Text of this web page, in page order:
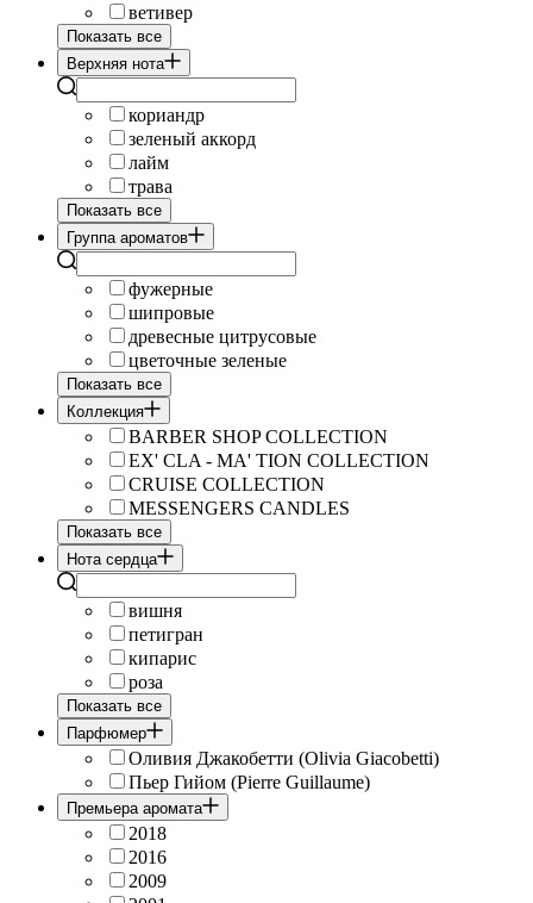
ветивер
Показать все
Верхняя нота
кориандр
зеленый аккорд
лайм
трава
Показать все
Группа ароматов
фужерные
шипровые
древесные цитрусовые
цветочные зеленые
Показать все
Коллекция
BARBER SHOP COLLECTION
EX' CLA - MA' TION COLLECTION
CRUISE COLLECTION
MESSENGERS CANDLES
Показать все
Нота сердца
вишня
петигран
кипарис
роза
Показать все
Парфюмер
Оливия Джакобетти (Olivia Giacobetti)
Пьер Гийом (Pierre Guillaume)
Премьера аромата
2018
2016
2009